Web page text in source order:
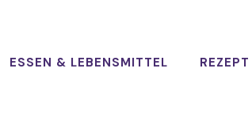
ESSEN & LEBENSMITTEL REZEPT